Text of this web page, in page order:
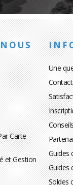
Carte
et Gestion
Une
Contact
Guides
Guides
Soldes